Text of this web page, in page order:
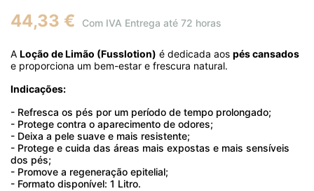
44,33 €
Com IVA Entrega até 72 horas
A Loção de Limão (Fusslotion) é dedicada aos pés cansados
e proporciona um bem-estar e frescura natural.
Indicações:
- Refresca os pés por um período de tempo prolongado;
- Protege contra o aparecimento de odores;
- Deixa a pele suave e mais resistente;
- Protege e cuida das áreas mais expostas e mais sensíveis
dos pés;
- Promove a regeneração epitelial;
- Formato disponível: 1 Litro.